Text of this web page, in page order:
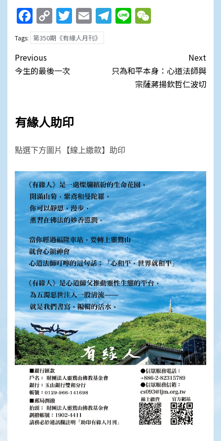
Facebook
Copy
Link
Twitter
EmailTelegram
Line
Tags: 第350期《有緣人月刊》
Post
navigation
Previous
今生的最後一次
Next
只為和平本身：心道法師與
宗薩蔣揚欽哲仁波切
有緣人助印
點選下方圖片【線上繳款】助印